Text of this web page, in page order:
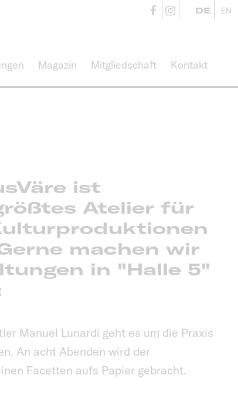
Magazin Mitgliedschaft Kontakt
DE EN
ist
Atelier für
machen wir
in "Halle 5"
Manuel Lunardi geht es um die Praxis
An acht Abenden wird der
Facetten aufs Papier gebracht.